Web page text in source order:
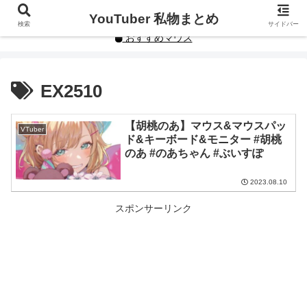
YouTuberや人気インフルエンサーの私物まとめです。
おすすめマウス
EX2510
VTuber
【胡桃のあ】マウス&マウスパッ
ド&キーボード&モニター #胡桃
のあ #のあちゃん #ぶいすぽ
2023.08.10
スポンサーリンク
検索 YouTuber 私物まとめ サイドバー